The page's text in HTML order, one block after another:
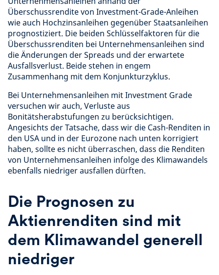
Überschussrendite von Investment-Grade-Anleihen
wie auch Hochzinsanleihen gegenüber Staatsanleihen
prognostiziert. Die beiden Schlüsselfaktoren für die
Überschussrenditen bei Unternehmensanleihen sind
die Änderungen der Spreads und der erwartete
Ausfallsverlust. Beide stehen in engem
Zusammenhang mit dem Konjunkturzyklus.
Bei Unternehmensanleihen mit Investment Grade
versuchen wir auch, Verluste aus
Bonitätsherabstufungen zu berücksichtigen.
Angesichts der Tatsache, dass wir die Cash-Renditen in
den USA und in der Eurozone nach unten korrigiert
haben, sollte es nicht überraschen, dass die Renditen
von Unternehmensanleihen infolge des Klimawandels
ebenfalls niedriger ausfallen dürften.
Die Prognosen zu
Aktienrenditen sind mit
dem Klimawandel generell
niedriger